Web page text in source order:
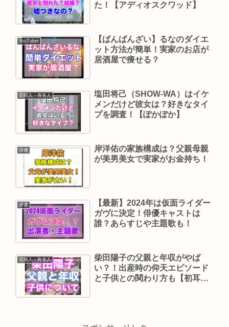
た！【アディオスクワッド】
YouTuber
【ばんばんざい】るなのダイエ
ット方法が簡単！実家のお店が
居酒屋で痩せる？
芸能人・有名人
塩田将己（SHOW-WA）はイケ
メンだけど彼女は？好きなタイ
プを調査！【ぽかぽか】
俳優
岸洋佑の家族構成は？父親母親
が美男美女で実家がお金持ち！
俳優
【最新】2024年は仮面ライダー
ガヴに決定！俳優キャストは
誰？あらすじや主題歌も！
芸能人・有名人
柴田陽子の父親と年収がやば
い？！出産時の仰天エピソード
と子供との関わり方も【初耳